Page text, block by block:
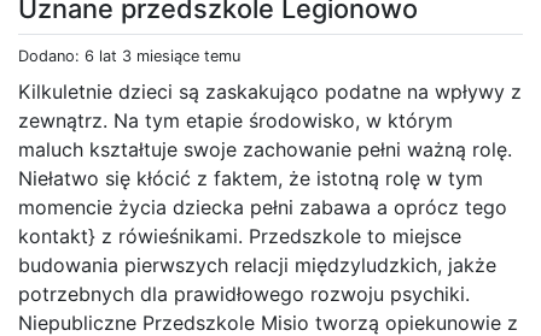
Uznane przedszkole Legionowo
Dodano: 6 lat 3 miesiące temu
Kilkuletnie dzieci są zaskakująco podatne na wpływy z
zewnątrz. Na tym etapie środowisko, w którym
maluch kształtuje swoje zachowanie pełni ważną rolę.
Niełatwo się kłócić z faktem, że istotną rolę w tym
momencie życia dziecka pełni zabawa a oprócz tego
kontakt} z rówieśnikami. Przedszkole to miejsce
budowania pierwszych relacji międzyludzkich, jakże
potrzebnych dla prawidłowego rozwoju psychiki.
Niepubliczne Przedszkole Misio tworzą opiekunowie z